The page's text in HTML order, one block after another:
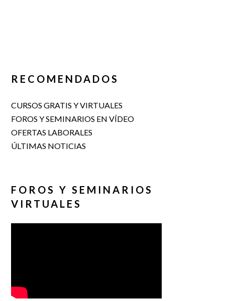
RECOMENDADOS
CURSOS GRATIS Y VIRTUALES
FOROS Y SEMINARIOS EN VÍDEO
OFERTAS LABORALES
ÚLTIMAS NOTICIAS
FOROS Y SEMINARIOS
VIRTUALES